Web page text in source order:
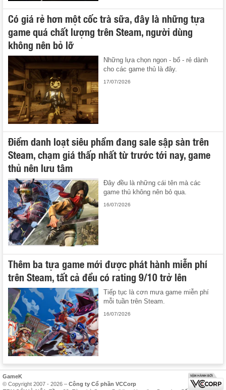
Có giá rẻ hơn một cốc trà sữa, đây là những tựa
game quá chất lượng trên Steam, người dùng
không nên bỏ lỡ
Những lựa chọn ngon - bổ - rẻ dành
cho các game thủ là đây.
17/07/2026
Điểm danh loạt siêu phẩm đang sale sập sàn trên
Steam, chạm giá thấp nhất từ trước tới nay, game
thủ nên lưu tâm
Đây đều là những cái tên mà các
game thủ không nên bỏ qua.
16/07/2026
Thêm ba tựa game mới được phát hành miễn phí
trên Steam, tất cả đều có rating 9/10 trở lên
Tiếp tục là cơn mưa game miễn phí
mỗi tuần trên Steam.
16/07/2026
GameK
© Copyright 2007 - 2026 – Công ty Cổ phần VCCorp